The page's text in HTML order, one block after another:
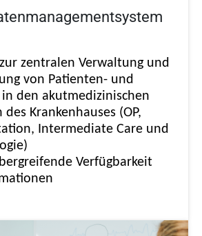
zentralen Verwaltung und
von Patienten- und
in den akutmedizinischen
des Krankenhauses (OP,
Intermediate Care und
Verfügbarkeit